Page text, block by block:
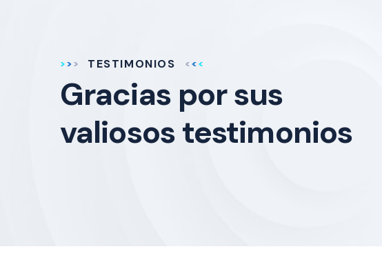
TESTIMONIOS
Gracias por sus
valiosos testimonios